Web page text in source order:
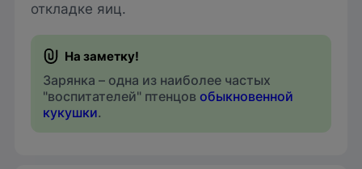
откладке яиц.
Зарянка – одна из наиболее частых
"воспитателей" птенцовобыкновенной
кукушки.